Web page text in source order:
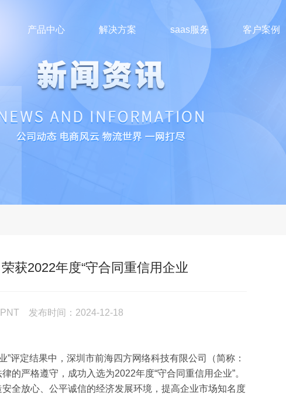
产品中心 解决方案 saas服务 客户案例
获2022年度“守合同重信用企业
发布时间：2024-12-18
定结果中，深圳市前海四方网络科技有限公司（简称：
的严格遵守，成功入选为2022年度“守合同重信用企业”。
全放心、公平诚信的经济发展环境，提高企业市场知名度